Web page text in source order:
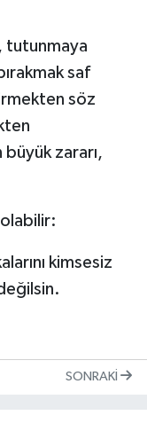
tutunmaya
saf
söz
zararı,
olabilir:
kimsesiz
SONRAKI